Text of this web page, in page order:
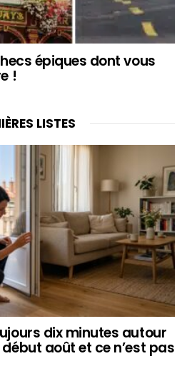
épiques dont vous
!
LISTES
dix minutes autour
août et ce n’est pas